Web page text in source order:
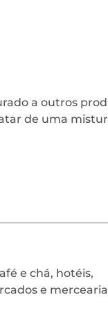
a outros
de uma
e chá, hotéis,
e